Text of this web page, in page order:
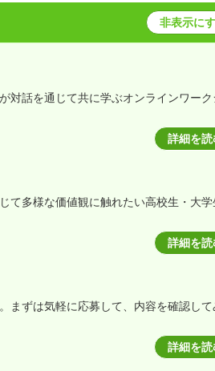
非表示に
対話を通じて共に学ぶオンラインワーク
詳細を読
て多様な価値観に触れたい高校生・大学
詳細を読
まずは気軽に応募して、内容を確認して
詳細を読